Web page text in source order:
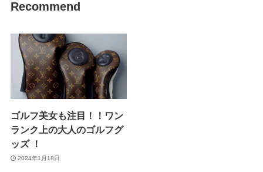
Recommend
ゴルフ美女も注目！！ワン
ランク上の大人のゴルフグ
ッズ ！
2024年1月18日